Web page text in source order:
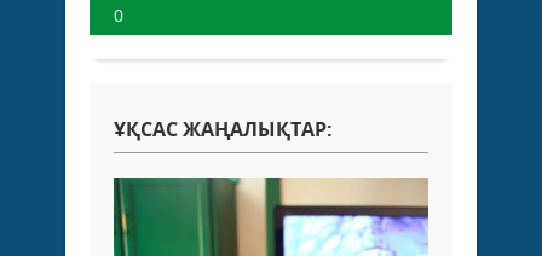
0
ҰҚСАС ЖАҢАЛЫҚТАР: